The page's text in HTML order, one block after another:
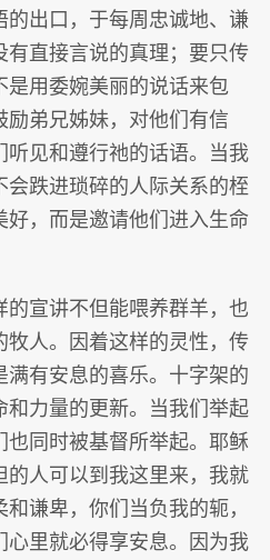
的出口，于每周忠诚地、谦
有直接言说的真理；要只传
用委婉美丽的说话来包
弟兄姊妹，对他们有信
听见和遵行祂的话语。当我
跌进琐碎的人际关系的桎
，而是邀请他们进入生命
宣讲不但能喂养群羊，也
牧人。因着这样的灵性，传
有安息的喜乐。十字架的
力量的更新。当我们举起
同时被基督所举起。耶稣
人可以到我这里来，我就
谦卑，你们当负我的轭，
心里就必得享安息。因为我